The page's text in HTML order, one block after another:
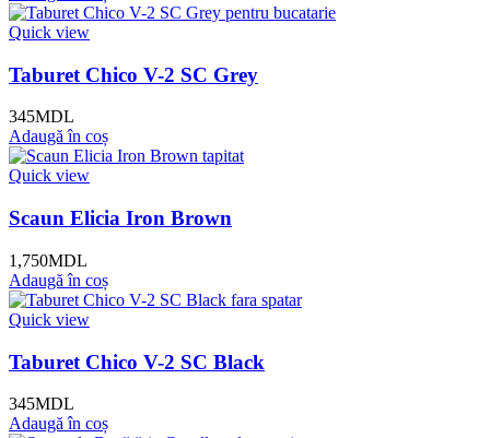
Quick view
Taburet Chico V-2 SC Grey
345MDL
Adaugă în coș
Quick view
Scaun Elicia Iron Brown
1,750MDL
Adaugă în coș
Quick view
Taburet Chico V-2 SC Black
345MDL
Adaugă în coș